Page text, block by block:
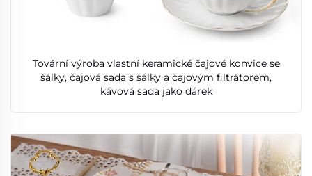
Tovární výroba vlastní keramické čajové konvice se
šálky, čajová sada s šálky a čajovým filtrátorem,
kávová sada jako dárek